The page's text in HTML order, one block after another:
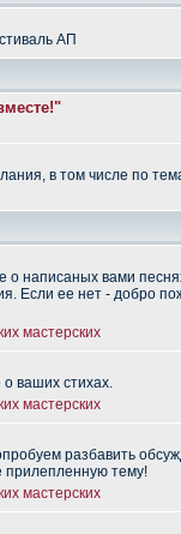
АП
в том числе по
написаных вами
Если ее нет - добро
мастерских
ваших стихах.
мастерских
разбавить
прилепленную тему!
мастерских